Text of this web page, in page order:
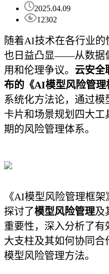
2025.04.09
12302
随着AI技术在各行业
也日益凸显——从数据
用和伦理争议。 云安全
布的《AI模型风险管理
系统化方法论，通过
卡片和场景规划四大工
期的风险管理体系。
《AI模型风险管理框
探讨了模型风险管理及
重要性，深入分析了有
大支柱及其如何协同
模型风险管理方法。